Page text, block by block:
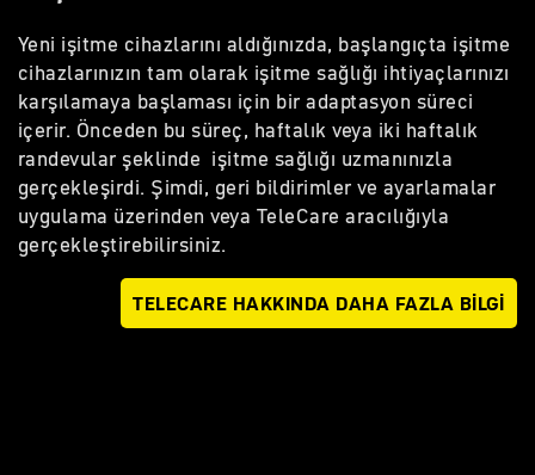
Yeni işitme cihazlarını aldığınızda, başlangıçta işitme
cihazlarınızın tam olarak işitme sağlığı ihtiyaçlarınızı
karşılamaya başlaması için bir adaptasyon süreci
içerir. Önceden bu süreç, haftalık veya iki haftalık
randevular şeklinde işitme sağlığı uzmanınızla
gerçekleşirdi. Şimdi, geri bildirimler ve ayarlamalar
uygulama üzerinden veya TeleCare aracılığıyla
gerçekleştirebilirsiniz.
TELECARE HAKKINDA DAHA FAZLA BILGI